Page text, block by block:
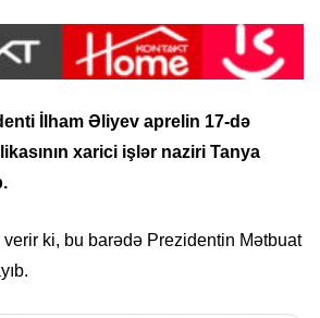
İlham Əliyev aprelin 17-də
xarici işlər naziri Tanya
verir ki, bu barədə Prezidentin Mətbuat